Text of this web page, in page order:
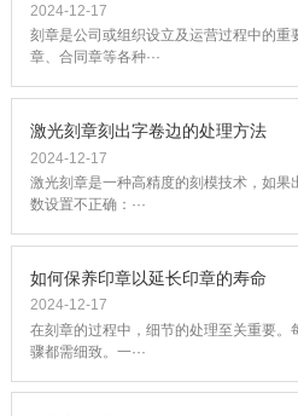
2024-12-17
刻章是公司或组织设立及运营过程中的重
章、合同章等各种···
激光刻章刻出字卷边的处理方法
2024-12-17
激光刻章是一种高精度的刻模技术，如果
数设置不正确：···
如何保养印章以延长印章的寿命
2024-12-17
在刻章的过程中，细节的处理至关重要
骤都需细致。一···